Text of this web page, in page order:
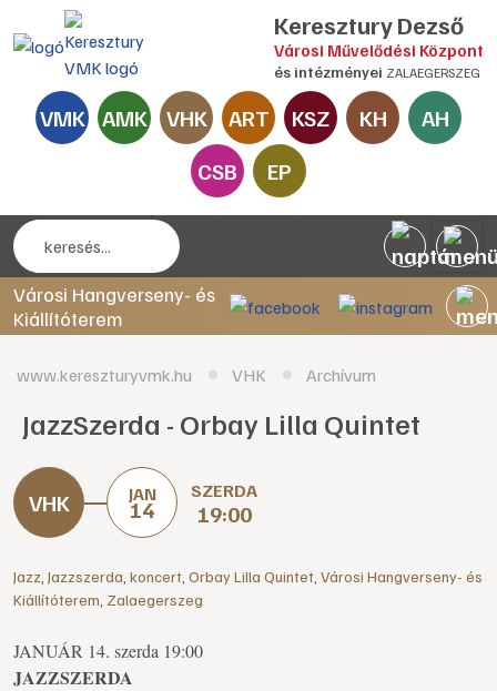
Keresztury Dezső
Városi Művelődési Központ
és intézményei ZALAEGERSZEG
VMK AMK VHK ART KSZ KH
AH
CSB
EP
Városi Hangverseny- és
Kiállítóterem
www.kereszturyvmk.hu VHK Archívum
JazzSzerda - Orbay Lilla Quintet
JAN
14
SZERDA
19:00
Jazz Jazzszerda koncert Orbay Lilla Quintet Városi Hangverseny- és
Kiállítóterem Zalaegerszeg
JANUÁR 14. szerda 19:00
JAZZSZERDA